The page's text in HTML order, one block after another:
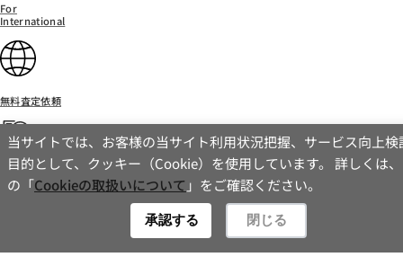
当サイトでは、お客様の当サイト利用状況把握、サービス向上検
目的として、クッキー（Cookie）を使用しています。 詳しくは
の「Cookieの取扱いについて 」をご確認ください。
承認する 閉じる
For
International
無料査定依頼
お問い合わせ
します。（毎月15日）
送金に関する収支明細書を発行いたします。